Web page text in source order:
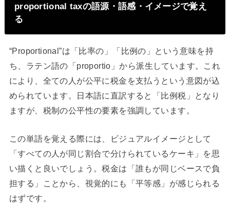
proportional taxの語源・語感・イメージで覚え
る
“Proportional”は「比率の」「比例の」という意味を持
ち、ラテン語の「proportio」から派生しています。これ
により、全ての人が公平に税金を支払うという意図が込
められています。日本語に直訳すると「比例税」となり
ますが、税制の公平性の要素を強調しています。
この単語を覚える際には、ビジュアルイメージとして
「すべての人が同じ割合で分けられているケーキ」を思
い描くと良いでしょう。税金は「誰もが同じベースで負
担する」ことから、視覚的にも「平等感」が感じられる
はずです。